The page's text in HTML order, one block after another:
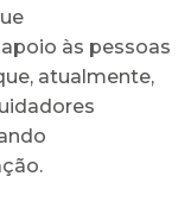
às pessoas
atualmente,